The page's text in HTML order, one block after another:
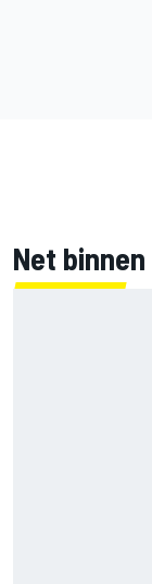
Net binnen